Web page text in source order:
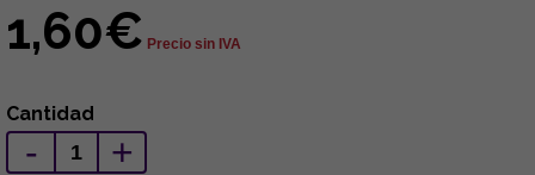
1,60€ Precio sin IVA
Cantidad
- +